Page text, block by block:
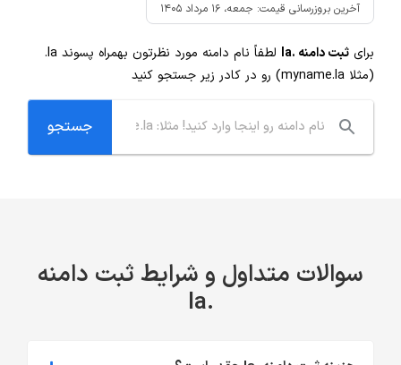
آخرین بروزرسانی قیمت: جمعه، ۱۶ مرداد ۱۴۰۵
برای ثبت دامنه .la لطفاً نام دامنه مورد نظرتون بهمراه پسوند .la
(مثلا myname.la) رو در کادر زیر جستجو کنید
سوالات متداول و شرایط ثبت دامنه
.la